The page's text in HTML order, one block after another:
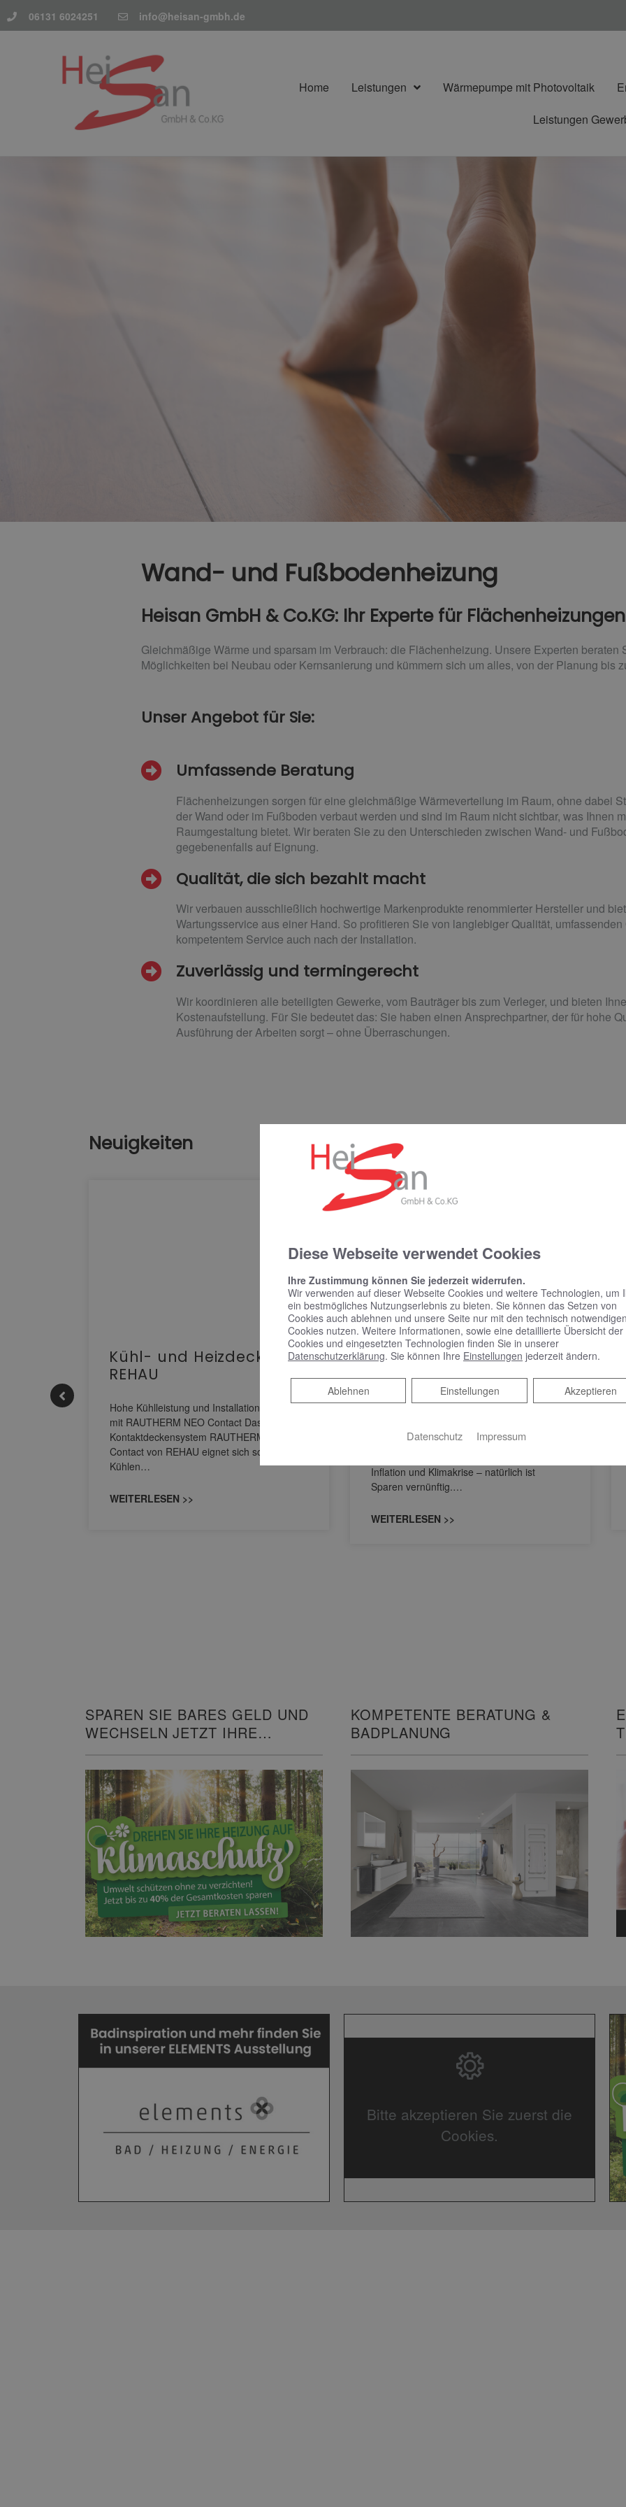
06131 6024251 info@heisan-gmbh.de
Home Leistungen Wärmepumpe mit Photovoltaik
Leistungen
Wand- und Fußbodenheizung
Heisan GmbH & Co.KG: Ihr Experte für Flächenheizungen
Gleichmäßige Wärme und sparsam im Verbrauch: die Flächenheizung. Unsere Experten beraten
Möglichkeiten bei Neubau oder Kernsanierung und kümmern sich um alles, von der Planung bis
Unser Angebot für Sie:
Umfassende Beratung
Flächenheizungen sorgen für eine gleichmäßige Wärmeverteilung im Raum, ohne dabei
der Wand oder im Fußboden verbaut werden und sind im Raum nicht sichtbar, was Ihnen
Raumgestaltung bietet. Wir beraten Sie zu den Unterschieden zwischen Wand- und
gegebenenfalls auf Eignung.
Qualität, die sich bezahlt macht
Wir verbauen ausschließlich hochwertige Markenprodukte renommierter Hersteller und
Wartungsservice aus einer Hand. So profitieren Sie von langlebiger Qualität,
kompetentem Service auch nach der Installation.
Zuverlässig und termingerecht
Wir koordinieren alle beteiligten Gewerke, vom Bauträger bis zum Verleger, und bieten
Kostenaufstellung. Für Sie bedeutet das: Sie haben einen Ansprechpartner, der für hohe
Ausführung der Arbeiten sorgt – ohne Überraschungen.
Neuigkeiten
Kühl- und Heizdecke |
REHAU
Hohe Kühlleistung und Installationskomfort
mit RAUTHERM NEO Contact Das
Kontaktdeckensystem RAUTHERM NEO
Contact von REHAU eignet sich sowohl zum
Kühlen…
WEITERLESEN >>
Jetzt alte
Heizungspumpe
austauschen | Grundfos
ALPHA2 Go
Möchten Sie auch Strom sparen – aber auf
Inflation und Klimakrise – natürlich ist
Sparen vernünftig.…
WEITERLESEN >>
SPAREN SIE BARES GELD UND
WECHSELN JETZT IHRE
KOMPETENTE BERATUNG &
BADPLANUNG
Bitte akzeptieren Sie zuerst die
Cookies.
Diese Webseite verwendet Cookies
Ihre Zustimmung können Sie jederzeit widerrufen.
Wir verwenden auf dieser Webseite Cookies und weitere Technologien, um
ein bestmögliches Nutzungserlebnis zu bieten. Sie können das Setzen von
Cookies auch ablehnen und unsere Seite nur mit den technisch notwendigen
Cookies nutzen. Weitere Informationen, sowie eine detaillierte Übersicht der
Cookies und eingesetzten Technologien finden Sie in unserer
Datenschutzerklärung. Sie können Ihre Einstellungen jederzeit ändern.
Akzeptieren
Einstellungen
Ablehnen
Ablehnen
Datenschutz Impressum